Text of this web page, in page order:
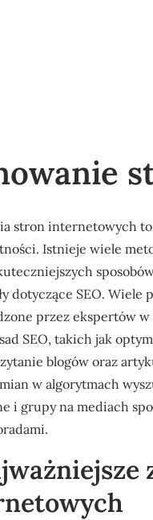
stron internetowych
Istnieje wiele
dotyczące SEO.
przez ekspertów
SEO, takich jak
blogów oraz
w algorytmach
i grupy na mediach